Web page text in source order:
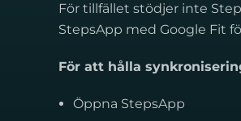
För tillfället stödjer inte
StepsApp med Google Fit
För att hålla
Öppna StepsApp